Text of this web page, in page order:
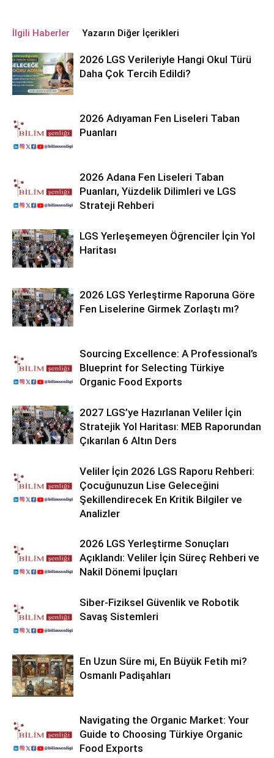
İlgili Haberler Yazarın Diğer İçerikleri
2026 LGS Verileriyle Hangi Okul Türü
Daha Çok Tercih Edildi?
2026 Adıyaman Fen Liseleri Taban
Puanları
2026 Adana Fen Liseleri Taban
Puanları, Yüzdelik Dilimleri ve LGS
Strateji Rehberi
LGS Yerleşemeyen Öğrenciler İçin Yol
Haritası
2026 LGS Yerleştirme Raporuna Göre
Fen Liselerine Girmek Zorlaştı mı?
Sourcing Excellence: A Professional’s
Blueprint for Selecting Türkiye
Organic Food Exports
2027 LGS’ye Hazırlanan Veliler İçin
Stratejik Yol Haritası: MEB Raporundan
Çıkarılan 6 Altın Ders
Veliler İçin 2026 LGS Raporu Rehberi:
Çocuğunuzun Lise Geleceğini
Şekillendirecek En Kritik Bilgiler ve
Analizler
2026 LGS Yerleştirme Sonuçları
Açıklandı: Veliler İçin Süreç Rehberi ve
Nakil Dönemi İpuçları
Siber-Fiziksel Güvenlik ve Robotik
Savaş Sistemleri
En Uzun Süre mi, En Büyük Fetih mi?
Osmanlı Padişahları
Navigating the Organic Market: Your
Guide to Choosing Türkiye Organic
Food Exports